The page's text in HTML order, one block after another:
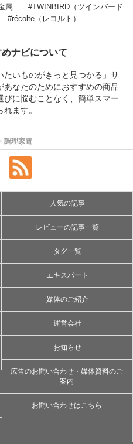
属
#TWINBIRD（ツインバード
#récolte（レコルト）
ナビについて
たいものがきっと見つかる」サ
なたのためにおすすめの商品
に悩むことなく、簡単スマー
ます。
調理家電
人気の記事
レビューの記事一覧
タグ一覧
エキスパート
媒体のご紹介
運営会社
お知らせ
広告のお問い合わせ・媒体資料のご
案内
お問い合わせはこちら